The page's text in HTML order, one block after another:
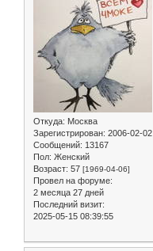
Откуда: Москва
Зарегистрирован: 2006-02-02
Сообщений: 13167
Пол: Женский
Возраст: 57 [1969-04-06]
Провел на форуме:
2 месяца 27 дней
Последний визит:
2025-05-15 08:39:55